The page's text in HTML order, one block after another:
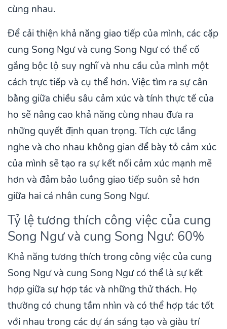
cùng nhau.
Để cải thiện khả năng giao tiếp của mình, các cặp
cung Song Ngư và cung Song Ngư có thể cố
gắng bộc lộ suy nghĩ và nhu cầu của mình một
cách trực tiếp và cụ thể hơn. Việc tìm ra sự cân
bằng giữa chiều sâu cảm xúc và tính thực tế của
họ sẽ nâng cao khả năng cùng nhau đưa ra
những quyết định quan trọng. Tích cực lắng
nghe và cho nhau không gian để bày tỏ cảm xúc
của mình sẽ tạo ra sự kết nối cảm xúc mạnh mẽ
hơn và đảm bảo luồng giao tiếp suôn sẻ hơn
giữa hai cá nhân cung Song Ngư.
Tỷ lệ tương thích công việc của cung
Song Ngư và cung Song Ngư: 60%
Khả năng tương thích trong công việc của cung
Song Ngư và cung Song Ngư có thể là sự kết
hợp giữa sự hợp tác và những thử thách. Họ
thường có chung tầm nhìn và có thể hợp tác tốt
với nhau trong các dự án sáng tạo và giàu trí